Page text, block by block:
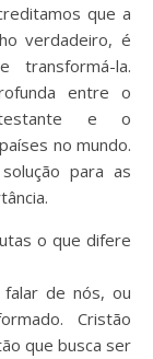
que a
verdadeiro, é
transformá-la.
entre o
e o
no mundo.
para as
o que difere
falar de nós, ou
Cristão
que busca ser